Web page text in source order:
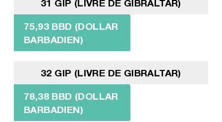
31 GIP (LIVRE DE GIBRALTAR)
75,93 BBD (DOLLAR
BARBADIEN)
32 GIP (LIVRE DE GIBRALTAR)
78,38 BBD (DOLLAR
BARBADIEN)